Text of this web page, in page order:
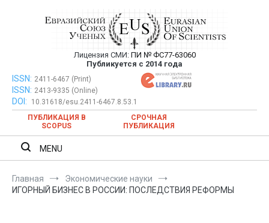
Евразийский Союз Ученых —
публикация научных статей в
ежемесячном научном журнале
Лицензия СМИ: ПИ № ФС77-63060
Публикуется с 2014 года
Евразийский Союз Ученых — публикация научных статей в
ежемесячном научном журнале
ISSN: 2411-6467 (Print)
ISSN: 2413-9335 (Online)
DOI:
10.31618/esu.2411-6467.8.53.1
ПУБЛИКАЦИЯ В
SCOPUS
СРОЧНАЯ
ПУБЛИКАЦИЯ
MENU
Главная
Экономические науки
ИГОРНЫЙ БИЗНЕС В РОССИИ: ПОСЛЕДСТВИЯ РЕФОРМЫ